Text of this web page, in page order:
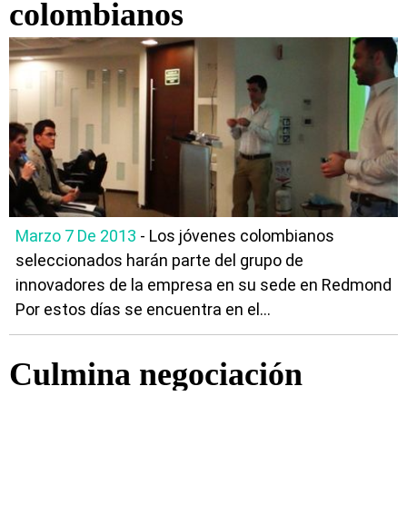
colombianos
Marzo 7 De 2013 - Los jóvenes colombianos
seleccionados harán parte del grupo de
innovadores de la empresa en su sede en Redmond
Por estos días se encuentra en el...
Culmina negociación